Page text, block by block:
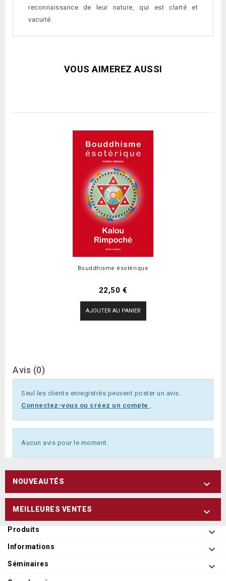
reconnaissance de leur nature, qui est clarté et
vacuité.
VOUS AIMEREZ AUSSI
Bouddhisme ésotérique
Prix
22,50 €
AJOUTER AU PANIER
Avis (0)
Seul les clients enregistrés peuvent poster un avis.
Connectez-vous ou créez un compte .
Aucun avis pour le moment.
NOUVEAUTÉS 
MEILLEURES VENTES 
Produits 
Informations 
Séminaires 